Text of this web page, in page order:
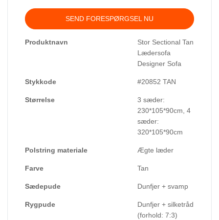
hvilket giver dig en mere komfortabel og stabil
siddeoplevelse.
SEND FORESPØRGSEL NU
Produktnavn
Stor Sectional Tan
Lædersofa
Designer Sofa
Stykkode #20852 TAN
Størrelse
3 sæder:
230*105*90cm, 4
sæder:
320*105*90cm
Polstring materiale Ægte læder
Farve Tan
Sædepude Dunfjer + svamp
Rygpude
Dunfjer + silketråd
(forhold: 7:3)